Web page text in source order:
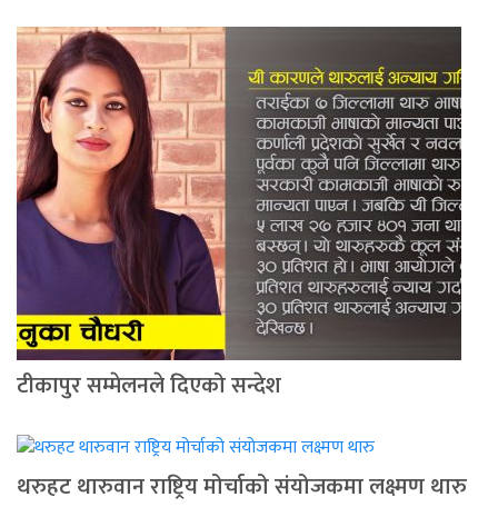
टीकापुर सम्मेलनले दिएको सन्देश
थरुहट थारुवान राष्ट्रिय मोर्चाको संयोजकमा लक्ष्मण थारु